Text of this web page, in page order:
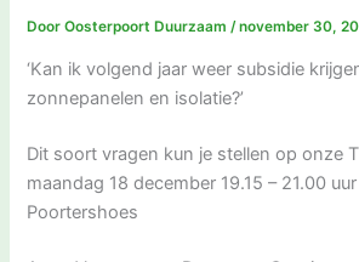
DoorOosterpoort Duurzaam/november 30,
‘Kan ik volgend jaar weer subsidie
zonnepanelen en isolatie?’
Dit soort vragen kun je stellen op onze
maandag 18 december 19.15 – 21.00
Poortershoes